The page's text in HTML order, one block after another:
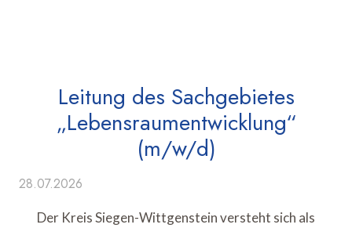
Leitung des Sachgebietes
„Lebensraumentwicklung“
(m/w/d)
28.07.2026
Der Kreis Siegen-Wittgenstein versteht sich als